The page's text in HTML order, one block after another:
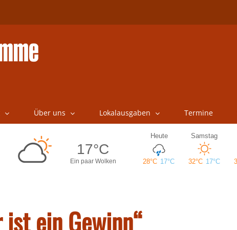
Über uns Lokalausgaben Termine
ein Gewinn“